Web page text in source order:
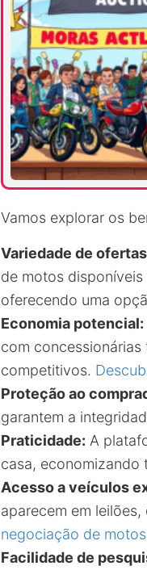
Vamos explorar os
Variedade de
de motos
oferecendo uma
Economia potencial:
com
competitivos.
Proteção ao
garantem a
Praticidade: A
casa, economizando
Acesso a veículos
aparecem em
negociação de motos
Facilidade de